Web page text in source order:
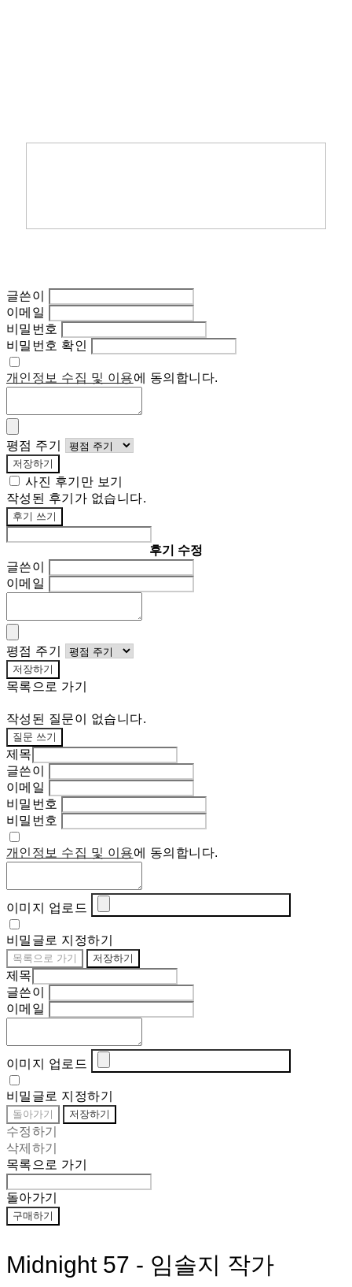
글쓴이
이메일
비밀번호
비밀번호 확인
개인정보 수집 및 이용에 동의합니다.
평점 주기
저장하기
사진 후기만 보기
작성된 후기가 없습니다.
후기 쓰기
후기 수정
글쓴이
이메일
평점 주기
저장하기
목록으로 가기
작성된 질문이 없습니다.
질문 쓰기
제목
글쓴이
이메일
비밀번호
비밀번호
개인정보 수집 및 이용에 동의합니다.
이미지 업로드
비밀글로 지정하기
목록으로 가기 저장하기
제목
글쓴이
이메일
이미지 업로드
비밀글로 지정하기
돌아가기 저장하기
수정하기
삭제하기
목록으로 가기
돌아가기
구매하기
Midnight 57 - 임솔지 작가